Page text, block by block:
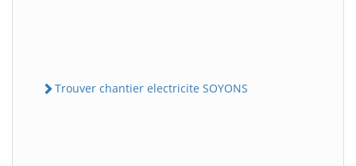
Trouver chantier electricite SOYONS